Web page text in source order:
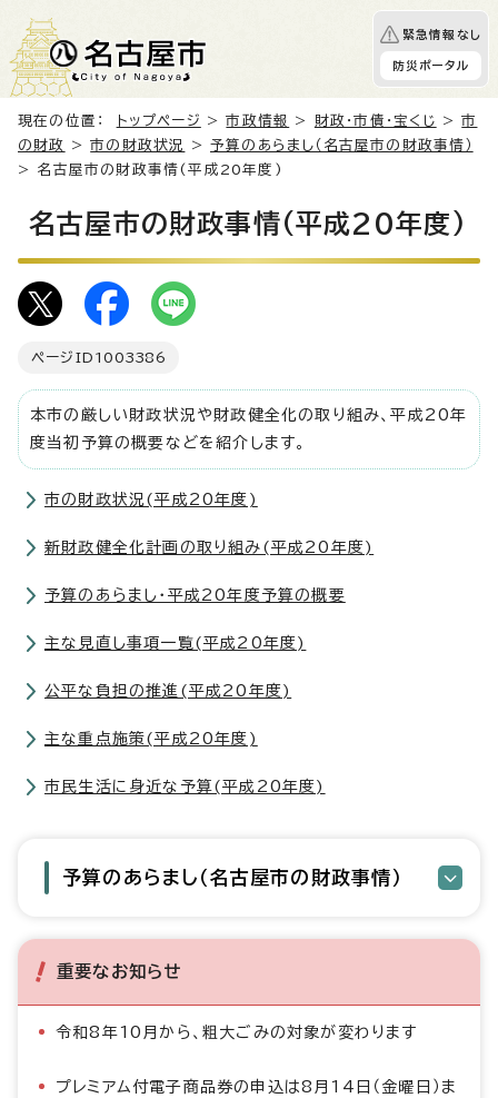
緊急情報なし
防災ポータル
現在の位置： トップページ >市政情報 > 財政・市債・宝くじ >市
の財政
>市の財政状況 >予算のあらまし（名古屋市の財政事情）
> 名古屋市の財政事情(平成20年度)
名古屋市の財政事情(平成20年度)
ページID 1003386
本市の厳しい財政状況や財政健全化の取り組み、平成20年
度当初予算の概要などを紹介します。
市の財政状況(平成20年度)
新財政健全化計画の取り組み(平成20年度)
予算のあらまし・平成20年度予算の概要
主な見直し事項一覧(平成20年度)
公平な負担の推進(平成20年度)
主な重点施策(平成20年度)
市民生活に身近な予算(平成20年度)
予算のあらまし（名古屋市の財政事情）
重要なお知らせ
令和8年10月から、粗大ごみの対象が変わります
プレミアム付電子商品券の申込は8月14日（金曜日）ま